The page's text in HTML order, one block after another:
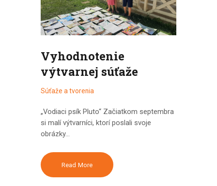
Vyhodnotenie
výtvarnej súťaže
Súťaže a tvorenia
„Vodiaci psík Pluto“ Začiatkom septembra
si malí výtvarníci, ktorí poslali svoje
obrázky…
Read More